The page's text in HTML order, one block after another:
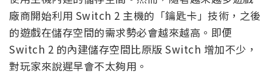
廠商開始利用 Switch 2 主機的「鑰匙卡」技術，之後
的遊戲在儲存空間的需求勢必會越來越高。即便
Switch 2 的內建儲存空間比原版 Switch 增加不少，
對玩家來說遲早會不太夠用。